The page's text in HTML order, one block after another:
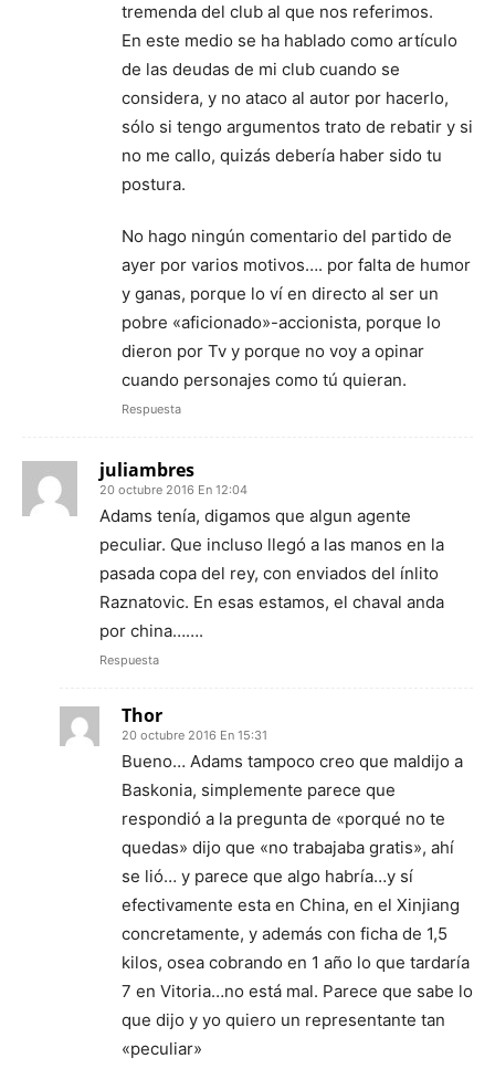
tremenda del club al que nos referimos.
En este medio se ha hablado como artículo
de las deudas de mi club cuando se
considera, y no ataco al autor por hacerlo,
sólo si tengo argumentos trato de rebatir y si
no me callo, quizás debería haber sido tu
postura.
No hago ningún comentario del partido de
ayer por varios motivos…. por falta de humor
y ganas, porque lo ví en directo al ser un
pobre «aficionado»-accionista, porque lo
dieron por Tv y porque no voy a opinar
cuando personajes como tú quieran.
Respuesta
juliambres
20 octubre 2016 En 12:04
Adams tenía, digamos que algun agente
peculiar. Que incluso llegó a las manos en la
pasada copa del rey, con enviados del ínlito
Raznatovic. En esas estamos, el chaval anda
por china…….
Respuesta
Thor
20 octubre 2016 En 15:31
Bueno… Adams tampoco creo que maldijo a
Baskonia, simplemente parece que
respondió a la pregunta de «porqué no te
quedas» dijo que «no trabajaba gratis», ahí
se lió… y parece que algo habría…y sí
efectivamente esta en China, en el Xinjiang
concretamente, y además con ficha de 1,5
kilos, osea cobrando en 1 año lo que tardaría
7 en Vitoria…no está mal. Parece que sabe lo
que dijo y yo quiero un representante tan
«peculiar»